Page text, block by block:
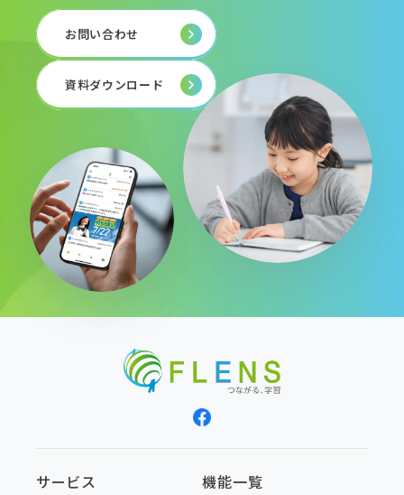
お問い合わせ
資料ダウンロード
サービス
機能一覧